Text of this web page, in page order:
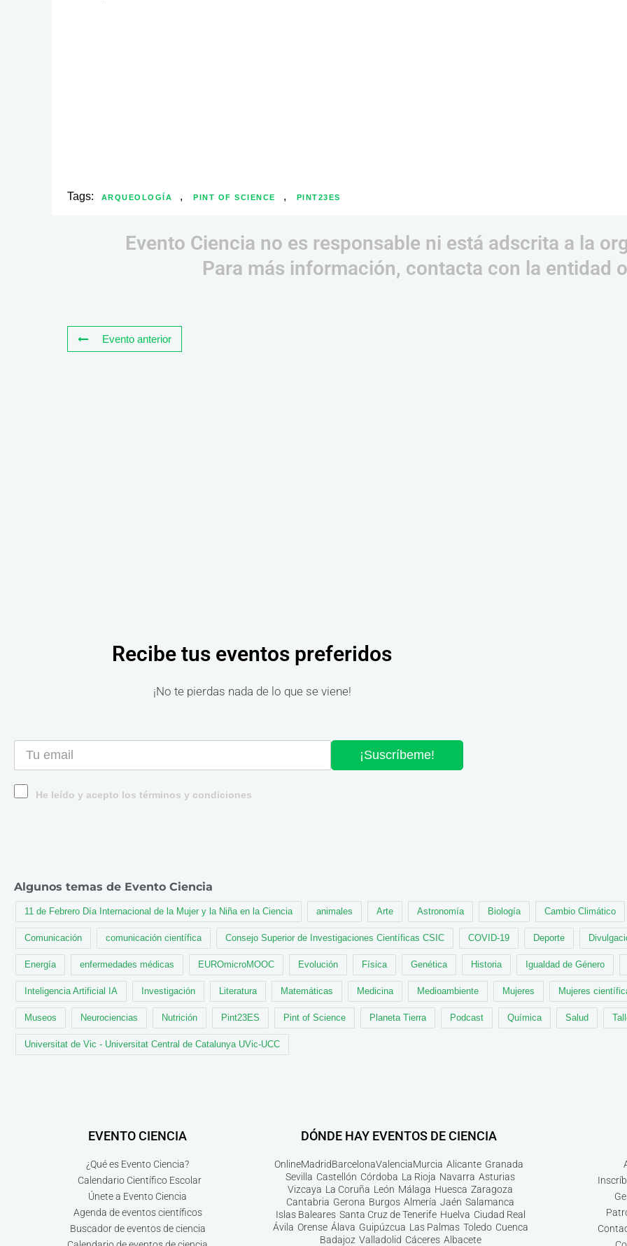
Tags: ARQUEOLOGÍA , PINT OF SCIENCE , PINT23ES
Evento Ciencia no es responsable ni está adscrita a la
Para más información, contacta con la entidad
Evento anterior
Recibe tus eventos preferidos
¡No te pierdas nada de lo que se viene!
¡Suscríbeme!
He leído y acepto los términos y condiciones
Algunos temas de Evento Ciencia
11 de Febrero Día Internacional de la Mujer y la Niña en la Ciencia animales Arte Astronomía Biología Cambio Climático
Comunicación comunicación científica Consejo Superior de Investigaciones Científicas CSIC COVID-19 Deporte
Energía enfermedades médicas EUROmicroMOOC Evolución Física Genética Historia Igualdad de Género
Inteligencia Artificial IA Investigación Literatura Matemáticas Medicina Medioambiente Mujeres Mujeres
Museos Neurociencias Nutrición Pint23ES Pint of Science Planeta Tierra Podcast Química Salud
Universitat de Vic - Universitat Central de Catalunya UVic-UCC
EVENTO CIENCIA
¿Qué es Evento Ciencia?
Calendario Científico Escolar
Únete a Evento Ciencia
Agenda de eventos científicos
Buscador de eventos de ciencia
DÓNDE HAY EVENTOS DE CIENCIA
OnlineMadridBarcelonaValenciaMurcia Alicante Granada
Sevilla Castellón Córdoba La Rioja Navarra Asturias
Vizcaya La Coruña León Málaga Huesca Zaragoza
Cantabria Gerona Burgos Almería Jaén Salamanca
Islas Baleares Santa Cruz de Tenerife Huelva Ciudad Real
Ávila Orense Álava Guipúzcua Las Palmas Toledo Cuenca
Badajoz Valladolid Cáceres Albacete